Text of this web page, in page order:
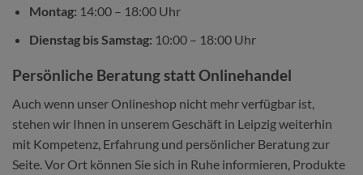
Montag: 14:00 – 18:00 Uhr
Dienstag bis Samstag: 10:00 – 18:00 Uhr
Persönliche Beratung statt Onlinehandel
Auch wenn unser Onlineshop nicht mehr verfügbar ist,
stehen wir Ihnen in unserem Geschäft in Leipzig weiterhin
mit Kompetenz, Erfahrung und persönlicher Beratung zur
Seite. Vor Ort können Sie sich in Ruhe informieren, Produkte